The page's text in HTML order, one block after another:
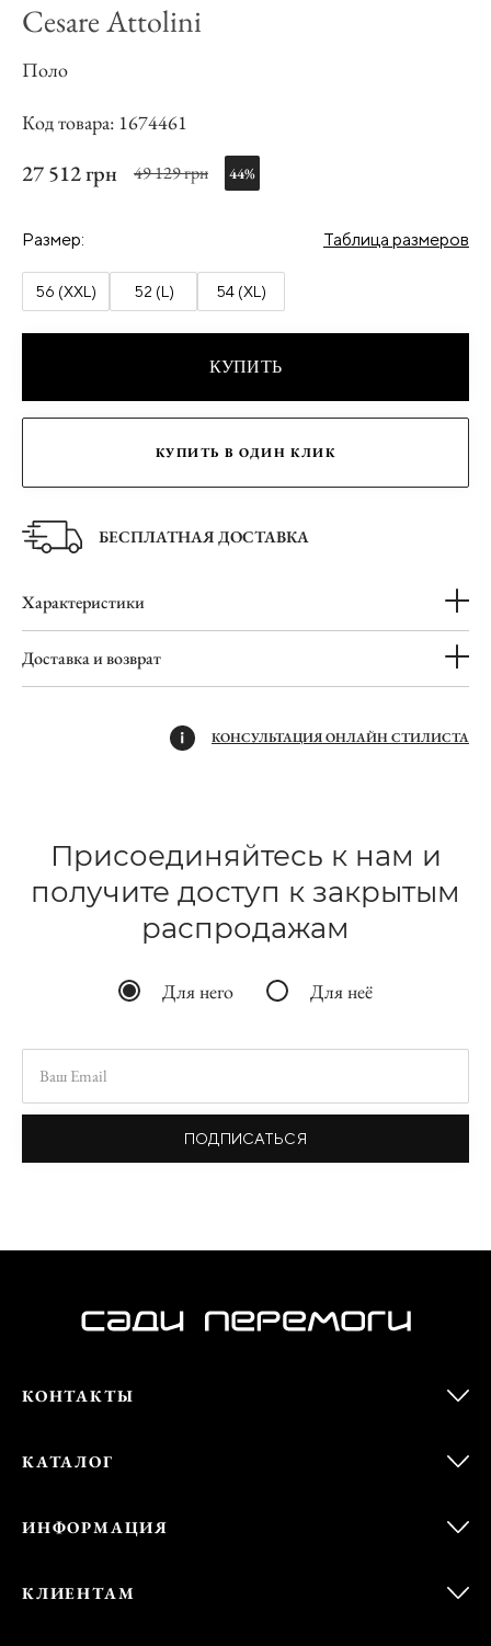
Cesare Attolini
Поло
Код товара: 1674461
27 512 грн 49 129 грн 44%
Размер: Таблица размеров
56 (XXL) 52 (L) 54 (XL)
КУПИТЬ
КУПИТЬ В ОДИН КЛИК
БЕСПЛАТНАЯ ДОСТАВКА
Характеристики
Доставка и возврат
КОНСУЛЬТАЦИЯ ОНЛАЙН СТИЛИСТА
Присоединяйтесь к нам и
получите доступ к закрытым
распродажам
Для него Для неё
ПОДПИСАТЬСЯ
КОНТАКТЫ
КАТАЛОГ
ИНФОРМАЦИЯ
КЛИЕНТАМ